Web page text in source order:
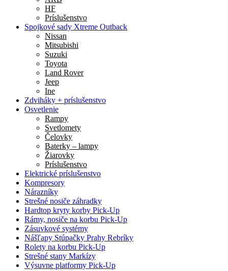
HF
Príslušenstvo
Spojkové sady Xtreme Outback
Nissan
Mitsubishi
Suzuki
Toyota
Land Rover
Jeep
Ine
Zdviháky + príslušenstvo
Osvetlenie
Rampy
Svetlomety
Čelovky
Baterky – lampy
Žiarovky
Príslušenstvo
Elektrické príslušenstvo
Kompresory
Nárazníky
Strešné nosiče záhradky
Hardtop kryty korby Pick-Up
Rámy, nosiče na korbu Pick-Up
Zásuvkové systémy
Nášľapy Stúpačky Prahy Rebríky
Rolety na korbu Pick-Up
Strešné stany Markízy
Výsuvne platformy Pick-Up